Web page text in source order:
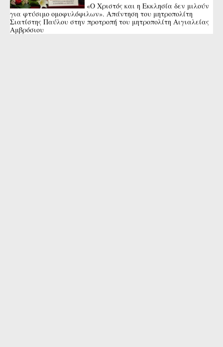
«Ο Χριστός και η Εκκλησία δεν μιλούν
για φτύσιμο ομοφυλόφιλων». Απάντηση του μητροπολίτη
Σιατίστης Παύλου στην προτροπή του μητροπολίτη Αιγιαλείας
Αμβρόσιου